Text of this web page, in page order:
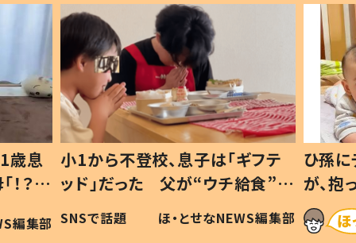
歳息
？」
編集部
小1から不登校、息子は「ギフテ
ッド」だった 父が“ウチ給食”を
作り続ける理由とは #令和の親
#令和の子
SNSで話題 ほ・とせなNEWS編集部
ひ孫
が、
「涙が
い」